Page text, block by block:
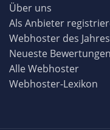
Über uns
Als Anbieter
Webhoster des Jahres
Neueste Bewertungen
Alle Webhoster
Webhoster-Lexikon